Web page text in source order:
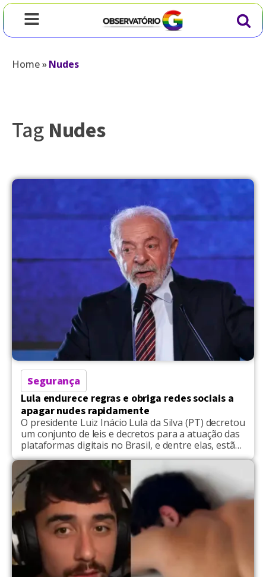
Home»Nudes
TagNudes
Segurança
Lula endurece regras e obriga redes sociais a
apagar nudes rapidamente
O presidente Luiz Inácio Lula da Silva (PT) decretou
um conjunto de leis e decretos para a atuação das
plataformas digitais no Brasil, e dentre elas, estão
a ordem de que as redes sociais precisarão apagar
nudes vazados em até duas horas. "As empresas
deverão atuar para coibir a disseminação de
crimes, fraudes e violências […]